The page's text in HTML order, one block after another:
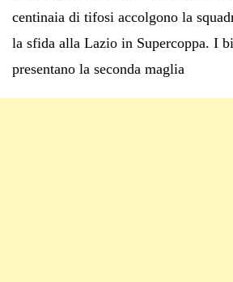
centinaia di tifosi accolgono la
la sfida alla Lazio in Supercoppa. I
presentano la seconda maglia